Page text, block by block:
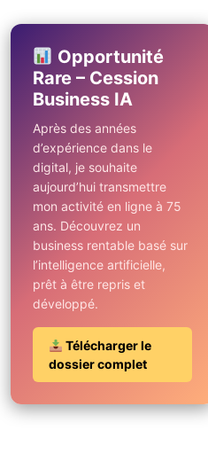
Opportunité
Rare – Cession
Business IA
Après des années
d’expérience dans le
digital, je souhaite
aujourd’hui transmettre
mon activité en ligne à 75
ans. Découvrez un
business rentable basé sur
l’intelligence artificielle,
prêt à être repris et
développé.
Télécharger le
dossier complet